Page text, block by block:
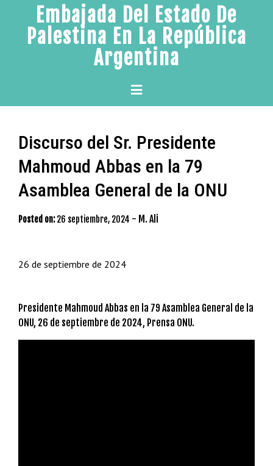
content
Embajada Del Estado De
Palestina En La República
Argentina
Primary
Menu
Discurso del Sr. Presidente
Mahmoud Abbas en la 79
Asamblea General de la ONU
Posted on: 26 septiembre, 2024 - M. Ali
26 de septiembre de 2024
Presidente Mahmoud Abbas en la 79 Asamblea General de la
ONU, 26 de septiembre de 2024, Prensa ONU.